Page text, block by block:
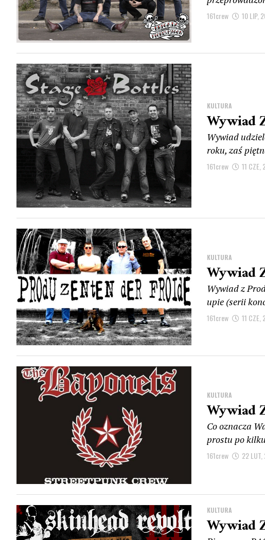
161crew 10 LIP,
KULTURA
Wywiad
Wywiad
roku, zaś
161crew 11 CZE,
KULTURA
Wywiad
Wywiad z
upie (serii
161crew 11 CZE,
KULTURA
Wywiad
Co oznacza
prostu po
161crew 22 LUT,
KULTURA
Wywiad